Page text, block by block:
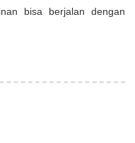
bisa berjalan dengan